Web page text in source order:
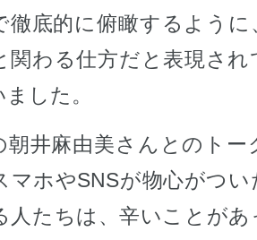
徹底的に俯瞰するように
関わる仕方だと表現され
した。
朝井麻由美さんとのトー
マホやSNSが物心がつい
人たちは、辛いことがあ